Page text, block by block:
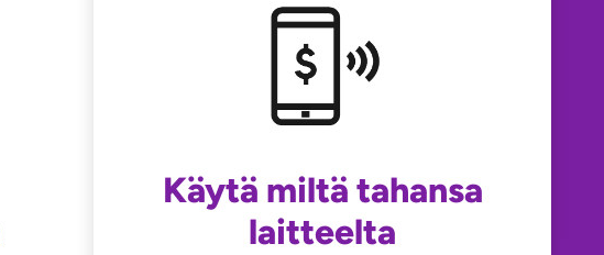
Käytä miltä tahansa
laitteelta